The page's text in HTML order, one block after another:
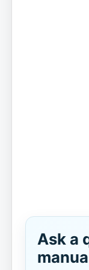
Ask a